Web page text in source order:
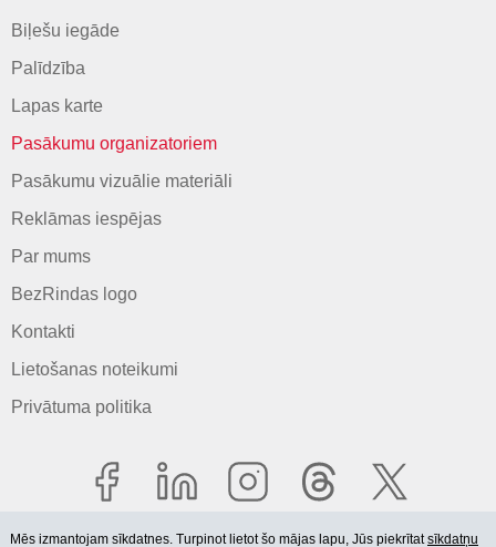
Biļešu iegāde
Palīdzība
Lapas karte
Pasākumu organizatoriem
Pasākumu vizuālie materiāli
Reklāmas iespējas
Par mums
BezRindas logo
Kontakti
Lietošanas noteikumi
Privātuma politika
Mēs izmantojam sīkdatnes. Turpinot lietot šo mājas lapu, Jūs piekrītatsīkdatņu